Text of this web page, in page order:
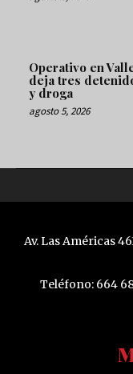
Operativo en
deja tres
y droga
agosto 5, 2026
Av. Las Américas
Teléfono: 664